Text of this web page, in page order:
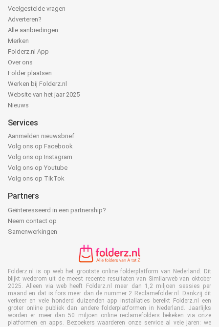
Veelgestelde vragen
Adverteren?
Alle aanbiedingen
Merken
Folderz.nl App
Over ons
Folder plaatsen
Werken bij Folderz.nl
Website van het jaar 2025
Nieuws
Services
Aanmelden nieuwsbrief
Volg ons op Facebook
Volg ons op Instagram
Volg ons op Youtube
Volg ons op TikTok
Partners
Geïnteresseerd in een partnership?
Neem contact op
Samenwerkingen
Folderz.nl is op web het grootste online folderplatform van Nederland. Dit
blijkt wederom uit de meest recente resultaten van Similarweb van oktober
2025. Alleen via web heeft Folderz.nl meer dan 1,2 miljoen sessies per
maand en dat is fors meer dan de nummer 2 Reclamefolder.nl. Dankzij dit
verkeer en vele honderd duizenden app installaties bereikt Folderz.nl een
groter online publiek dan andere folderplatformen in Nederland. Jaarlijks
worden er meer dan 50 miljoen online reclamefolders bekeken via onze
platformen en apps. Bezoekers waarderen onze service al vele jaren: we